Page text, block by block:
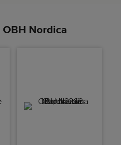
Nordica